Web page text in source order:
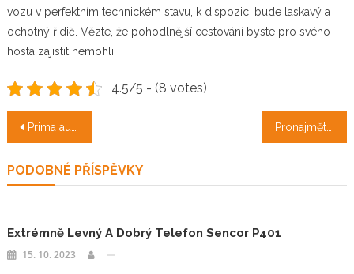
vozu v perfektním technickém stavu, k dispozici bude laskavý a
ochotný řidič. Vězte, že pohodlnější cestování byste pro svého
hosta zajistit nemohli.
4.5/5 - (8 votes)
Navigace
příspěvek
Prima auto pro řidiče Pronajměte si kontejner do začátku.
PODOBNÉ PŘÍSPĚVKY
Extrémně Levný A Dobrý Telefon Sencor P401
15. 10. 2023